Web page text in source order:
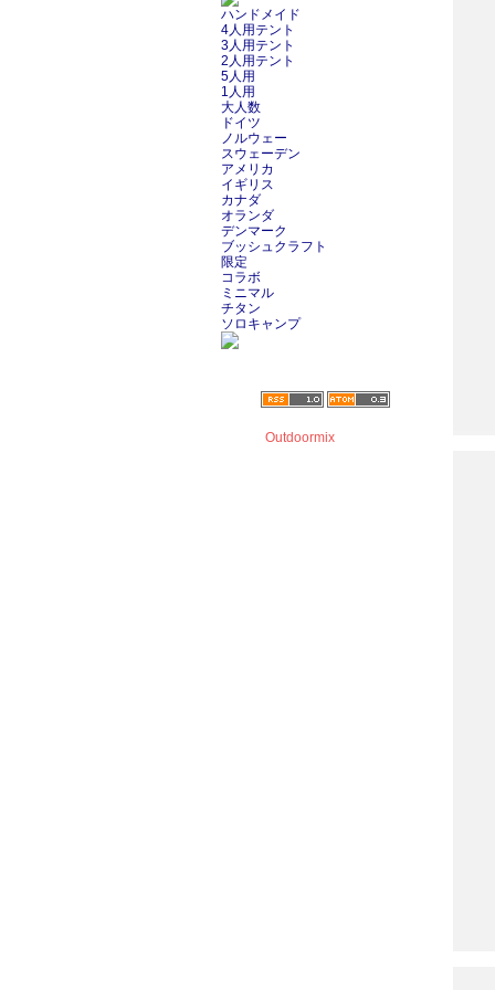
ハンドメイド
4人用テント
3人用テント
2人用テント
5人用
1人用
大人数
ドイツ
ノルウェー
スウェーデン
アメリカ
イギリス
カナダ
オランダ
デンマーク
ブッシュクラフト
限定
コラボ
ミニマル
チタン
ソロキャンプ
Outdoormix